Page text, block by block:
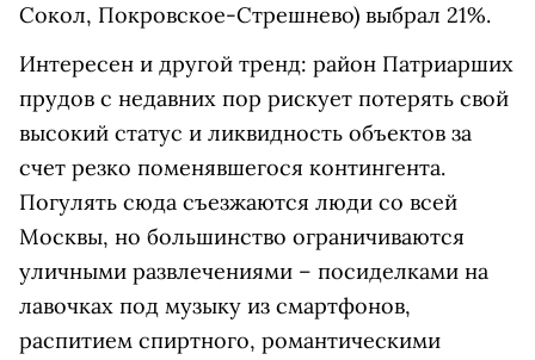
Сокол, Покровское-Стрешнево) выбрал 21%.
Интересен и другой тренд: район Патриарших
прудов с недавних пор рискует потерять свой
высокий статус и ликвидность объектов за
счет резко поменявшегося контингента.
Погулять сюда съезжаются люди со всей
Москвы, но большинство ограничиваются
уличными развлечениями – посиделками на
лавочках под музыку из смартфонов,
распитием спиртного, романтическими